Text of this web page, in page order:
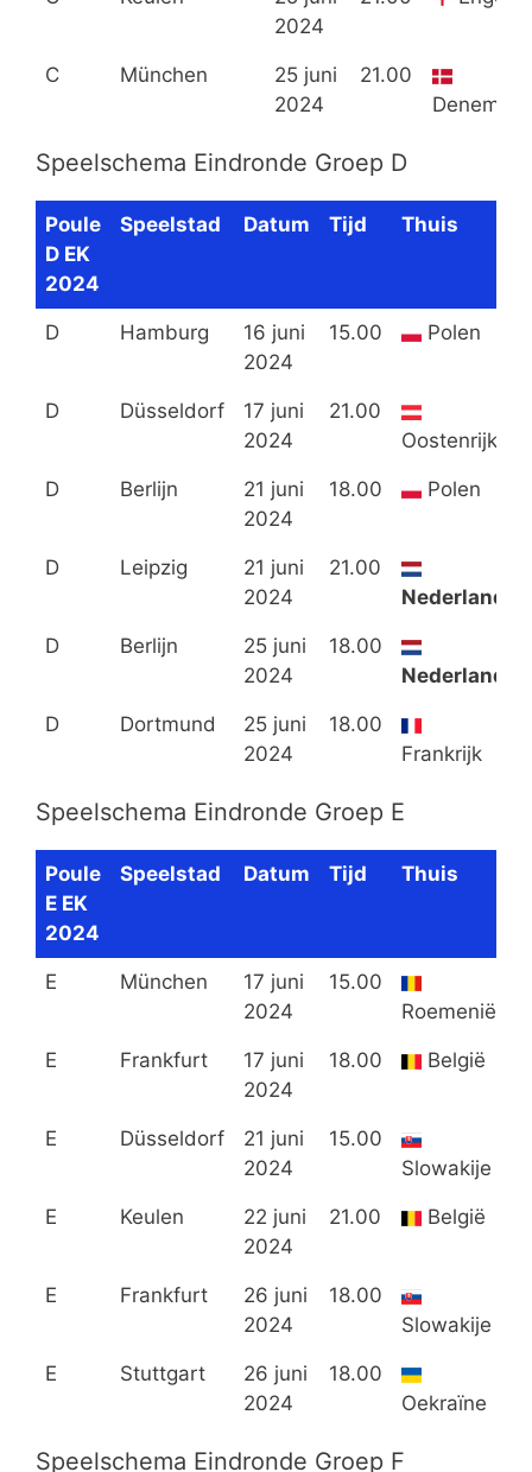
2024
C München
25 juni
2024
21.00
Speelschema Eindronde Groep D
Poule
D EK
2024
Speelstad Datum Tijd Thuis
D Hamburg
16 juni
2024
15.00
Polen
D Düsseldorf
17 juni
2024
21.00
Oostenrijk
D Berlijn
21 juni
2024
18.00
Polen
D Leipzig
21 juni
2024
21.00
Nederland
D Berlijn
25 juni
2024
18.00
Nederland
D Dortmund
25 juni
2024
18.00
Frankrijk
Speelschema Eindronde Groep E
Poule
E EK
2024
Speelstad Datum Tijd Thuis
E München
17 juni
2024
15.00
Roemenië
E Frankfurt
17 juni
2024
18.00
België
E Düsseldorf
21 juni
2024
15.00
Slowakije
E Keulen
22 juni
2024
21.00
België
E Frankfurt
26 juni
2024
18.00
Slowakije
E Stuttgart
26 juni
2024
18.00
Oekraïne
Speelschema Eindronde Groep F